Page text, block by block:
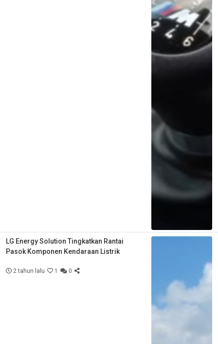
LG Energy Solution Tingkatkan Rantai
Pasok Komponen Kendaraan Listrik
2 tahun lalu 1 0